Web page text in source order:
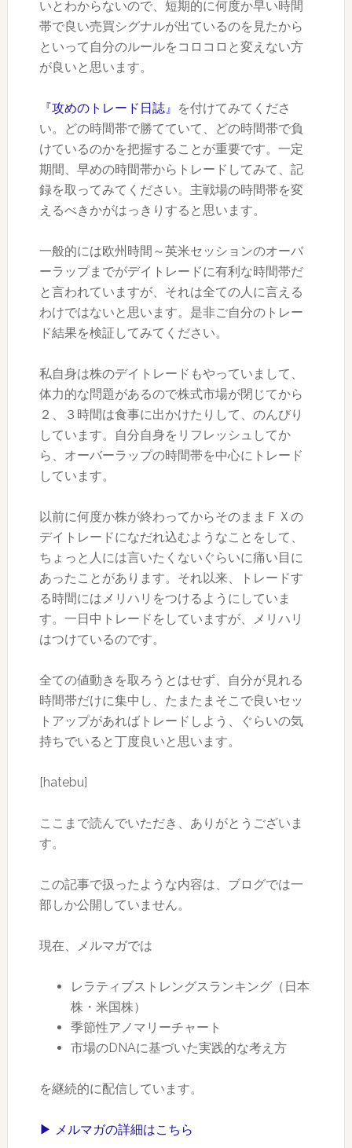
いとわからないので、短期的に何度か早い時間
帯で良い売買シグナルが出ているのを見たから
といって自分のルールをコロコロと変えない方
が良いと思います。
『攻めのトレード日誌』 を付けてみてくださ
い。どの時間帯で勝てていて、どの時間帯で負
けているのかを把握することが重要です。一定
期間、早めの時間帯からトレードしてみて、記
録を取ってみてください。主戦場の時間帯を変
えるべきかがはっきりすると思います。
一般的には欧州時間～英米セッションのオーバ
ーラップまでがデイトレードに有利な時間帯だ
と言われていますが、それは全ての人に言える
わけではないと思います。是非ご自分のトレー
ド結果を検証してみてください。
私自身は株のデイトレードもやっていまして、
体力的な問題があるので株式市場が閉じてから
２、３時間は食事に出かけたりして、のんびり
しています。自分自身をリフレッシュしてか
ら、オーバーラップの時間帯を中心にトレード
しています。
以前に何度か株が終わってからそのままＦＸの
デイトレードになだれ込むようなことをして、
ちょっと人には言いたくないぐらいに痛い目に
あったことがあります。それ以来、トレードす
る時間にはメリハリをつけるようにしていま
す。一日中トレードをしていますが、メリハリ
はつけているのです。
全ての値動きを取ろうとはせず、自分が見れる
時間帯だけに集中し、たまたまそこで良いセッ
トアップがあればトレードしよう、ぐらいの気
持ちでいると丁度良いと思います。
[hatebu]
ここまで読んでいただき、ありがとうございま
す。
この記事で扱ったような内容は、ブログでは一
部しか公開していません。
現在、メルマガでは
レラティブストレングスランキング（日本
株・米国株）
季節性アノマリーチャート
市場のDNAに基づいた実践的な考え方
を継続的に配信しています。
▶ メルマガの詳細はこちら